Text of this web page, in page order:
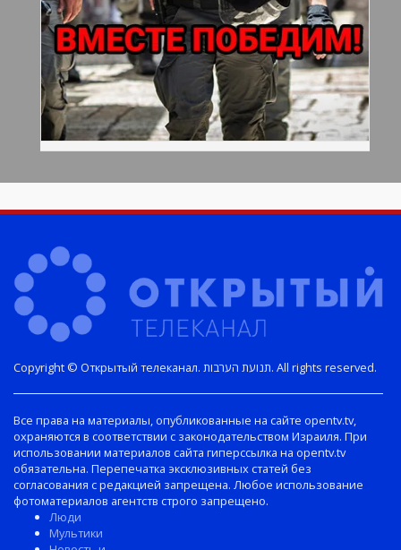
Copyright © Открытый телеканал. תנועת הערבות. All rights reserved.
Все права на материалы, опубликованные на сайте opentv.tv,
охраняются в соответствии с законодательством Израиля. При
использовании материалов сайта гиперссылка на opentv.tv
обязательна. Перепечатка эксклюзивных статей без
согласования с редакцией запрещена. Любое использование
фотоматериалов агентств строго запрещено.
Люди
Мультики